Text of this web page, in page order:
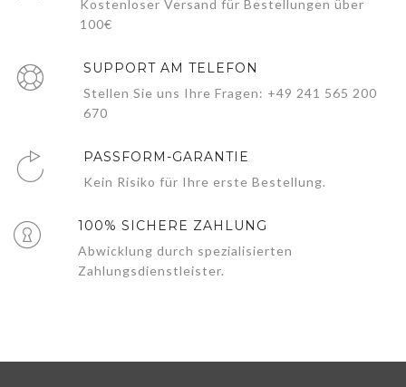
Kostenloser Versand für Bestellungen über
100€
SUPPORT AM TELEFON
Stellen Sie uns Ihre Fragen: +49 241 565 200
670
PASSFORM-GARANTIE
Kein Risiko für Ihre erste Bestellung.
100% SICHERE ZAHLUNG
Abwicklung durch spezialisierten
Zahlungsdienstleister.